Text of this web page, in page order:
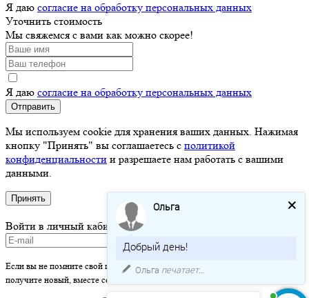
Я даю согласие на обработку персональных данных
Уточнить стоимость
Мы свяжемся с вами как можно скорее!
Я даю согласие на обработку персональных данных
Отправить
Мы используем cookie для хранения ваших данных. Нажимая
кнопку "Принять" вы соглашаетесь с политикой
конфиденциальности и разрешаете нам работать с вашими
данными.
Принять
Войти в личный кабинет
Если вы не помните свой пароль - просто оставьте это поле пустым и вы
получите новый, вместе со ссылкой на активацию.
Ольга
Добрый день!
Ольга печатает...